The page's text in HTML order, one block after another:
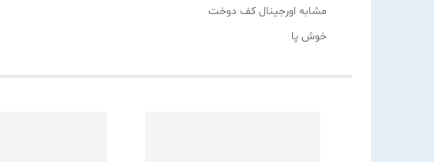
مشابه اورجینال کف دوخت
خوش پا